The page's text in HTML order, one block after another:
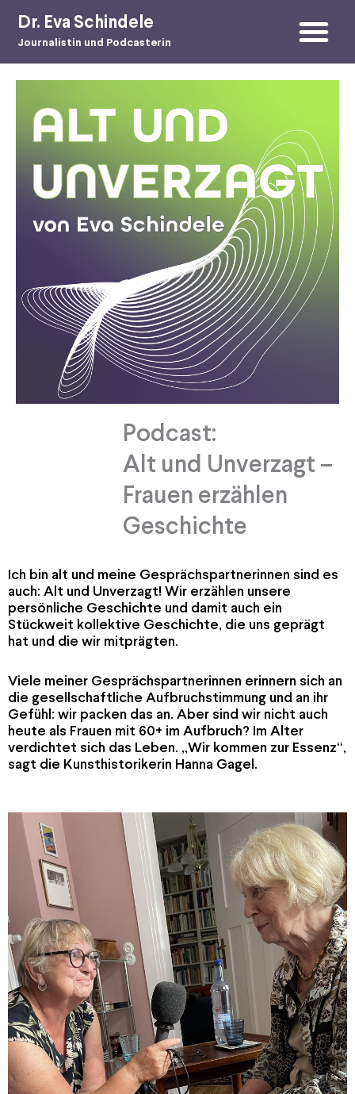
content
Dr. Eva Schindele
Journalistin und Podcasterin
Podcast:
Alt und Unverzagt –
Frauen erzählen
Geschichte
Ich bin alt und meine Gesprächspartnerinnen sind es
auch: Alt und Unverzagt! Wir erzählen unsere
persönliche Geschichte und damit auch ein
Stückweit kollektive Geschichte, die uns geprägt
hat und die wir mitprägten.
Viele meiner Gesprächspartnerinnen erinnern sich an
die gesellschaftliche Aufbruchstimmung und an ihr
Gefühl: wir packen das an. Aber sind wir nicht auch
heute als Frauen mit 60+ im Aufbruch? Im Alter
verdichtet sich das Leben. „Wir kommen zur Essenz“,
sagt die Kunsthistorikerin Hanna Gagel.